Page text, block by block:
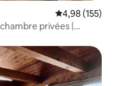
Évaluation
4,98 (155)
privées |
appréciés